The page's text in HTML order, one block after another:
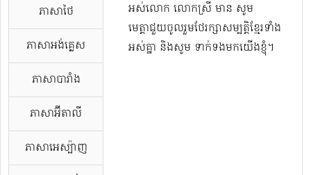
ភាសាថៃ
ភាសាអង់គ្លេស
ភាសាបារាំង
ភាសាអ៊ីតាលី
ភាសាអេស្ប៉ាញ
អស់លោក លោកស្រី មាន សូម
មេត្តាជួយចូលរួមថែរក្សាសម្បត្តិខ្មែរទាំង
អស់គ្នា និងសូម ទាក់ទងមកយើងខ្ញុំ។